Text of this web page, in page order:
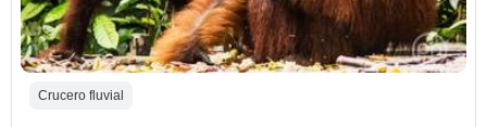
Crucero fluvial